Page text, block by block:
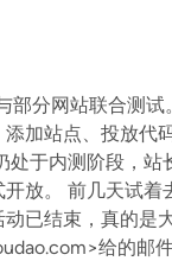
部分网站联合测试
加站点、投放代码
处于内测阶段，站
放。 前几天试着
已结束，真的是
给的邮